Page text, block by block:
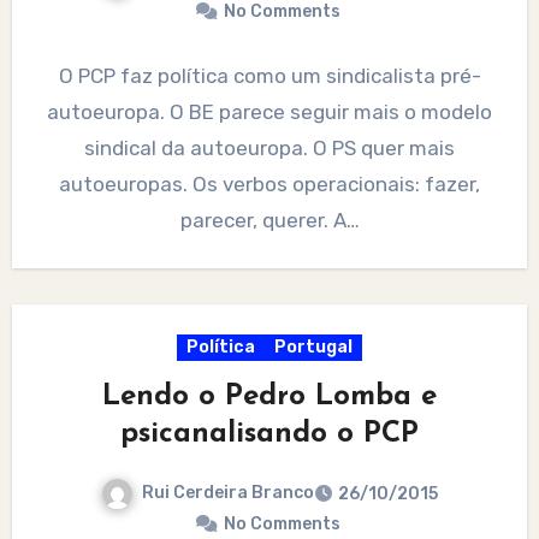
No Comments
O PCP faz política como um sindicalista pré-
autoeuropa. O BE parece seguir mais o modelo
sindical da autoeuropa. O PS quer mais
autoeuropas. Os verbos operacionais: fazer,
parecer, querer. A…
Política Portugal
Lendo o Pedro Lomba e
psicanalisando o PCP
Rui Cerdeira Branco
26/10/2015
No Comments